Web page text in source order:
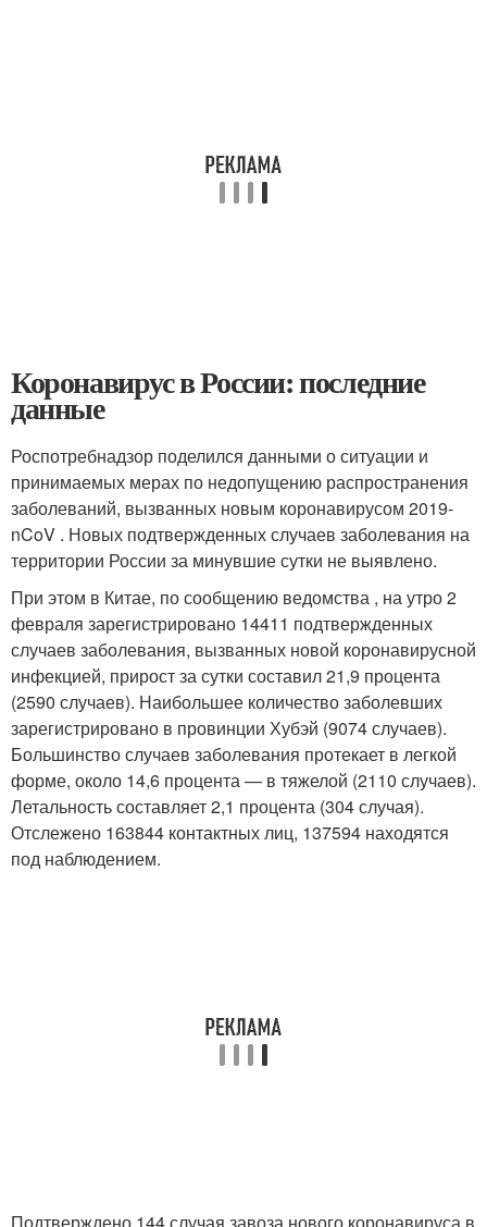
Коронавирус в России: последние
данные
Роспотребнадзор поделился данными о ситуации и
принимаемых мерах по недопущению распространения
заболеваний, вызванных новым коронавирусом 2019-
nCoV . Новых подтвержденных случаев заболевания на
территории России за минувшие сутки не выявлено.
При этом в Китае, по сообщению ведомства , на утро 2
февраля зарегистрировано 14411 подтвержденных
случаев заболевания, вызванных новой коронавирусной
инфекцией, прирост за сутки составил 21,9 процента
(2590 случаев). Наибольшее количество заболевших
зарегистрировано в провинции Хубэй (9074 случаев).
Большинство случаев заболевания протекает в легкой
форме, около 14,6 процента — в тяжелой (2110 случаев).
Летальность составляет 2,1 процента (304 случая).
Отслежено 163844 контактных лиц, 137594 находятся
под наблюдением.